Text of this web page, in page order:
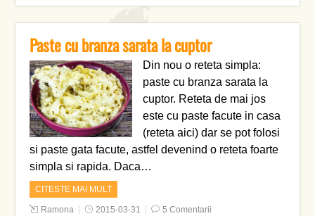
Paste cu branza sarata la cuptor
Din nou o reteta simpla:
paste cu branza sarata la
cuptor. Reteta de mai jos
este cu paste facute in casa
(reteta aici) dar se pot folosi
si paste gata facute, astfel devenind o reteta foarte
simpla si rapida. Daca…
CITESTE MAI MULT
Ramona 2015-03-31 5 Comentarii